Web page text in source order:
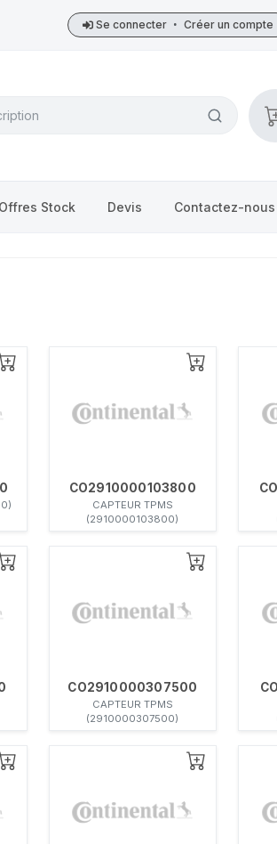
Se connecter • Créer un compte
Offres Stock Devis Contactez-nous
CO2910000103800
CAPTEUR TPMS
(2910000103800)
CO2910000307500
CAPTEUR TPMS
(2910000307500)